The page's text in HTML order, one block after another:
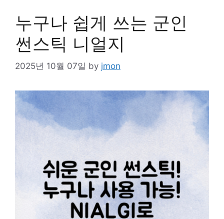
누구나 쉽게 쓰는 군인
썬스틱 니얼지
2025년 10월 07일 by jmon